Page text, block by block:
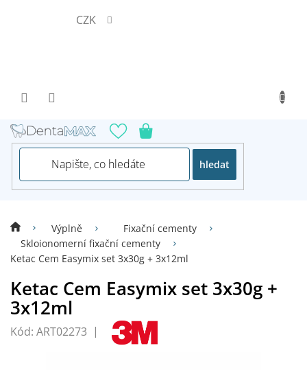
CZK
hledat
Výplně
Fixační cementy
Skloionomerní fixační cementy
Ketac Cem Easymix set 3x30g + 3x12ml
Ketac Cem Easymix set 3x30g +
3x12ml
Kód: ART02273